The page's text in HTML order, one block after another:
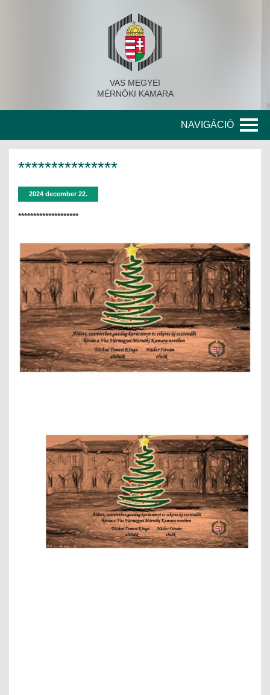
VAS MEGYEI
MÉRNÖKI KAMARA
NAVIGÁCIÓ
KORÁBBI TISZTSÉGVISELŐK
MÉRNÖK ELŐDÖK
MŰKÖDÉS
JOGOSULTSÁGOK
IGAZGATÁSI, SZOLGÁLTATÁSI DÍJAK
KÖZÉRDEKŰ ADATOK
NYOMTATVÁNYOK
SZAKCSOPORTOK
ELEKTROTECHNIKAI
***************
2024 december 22.
********************